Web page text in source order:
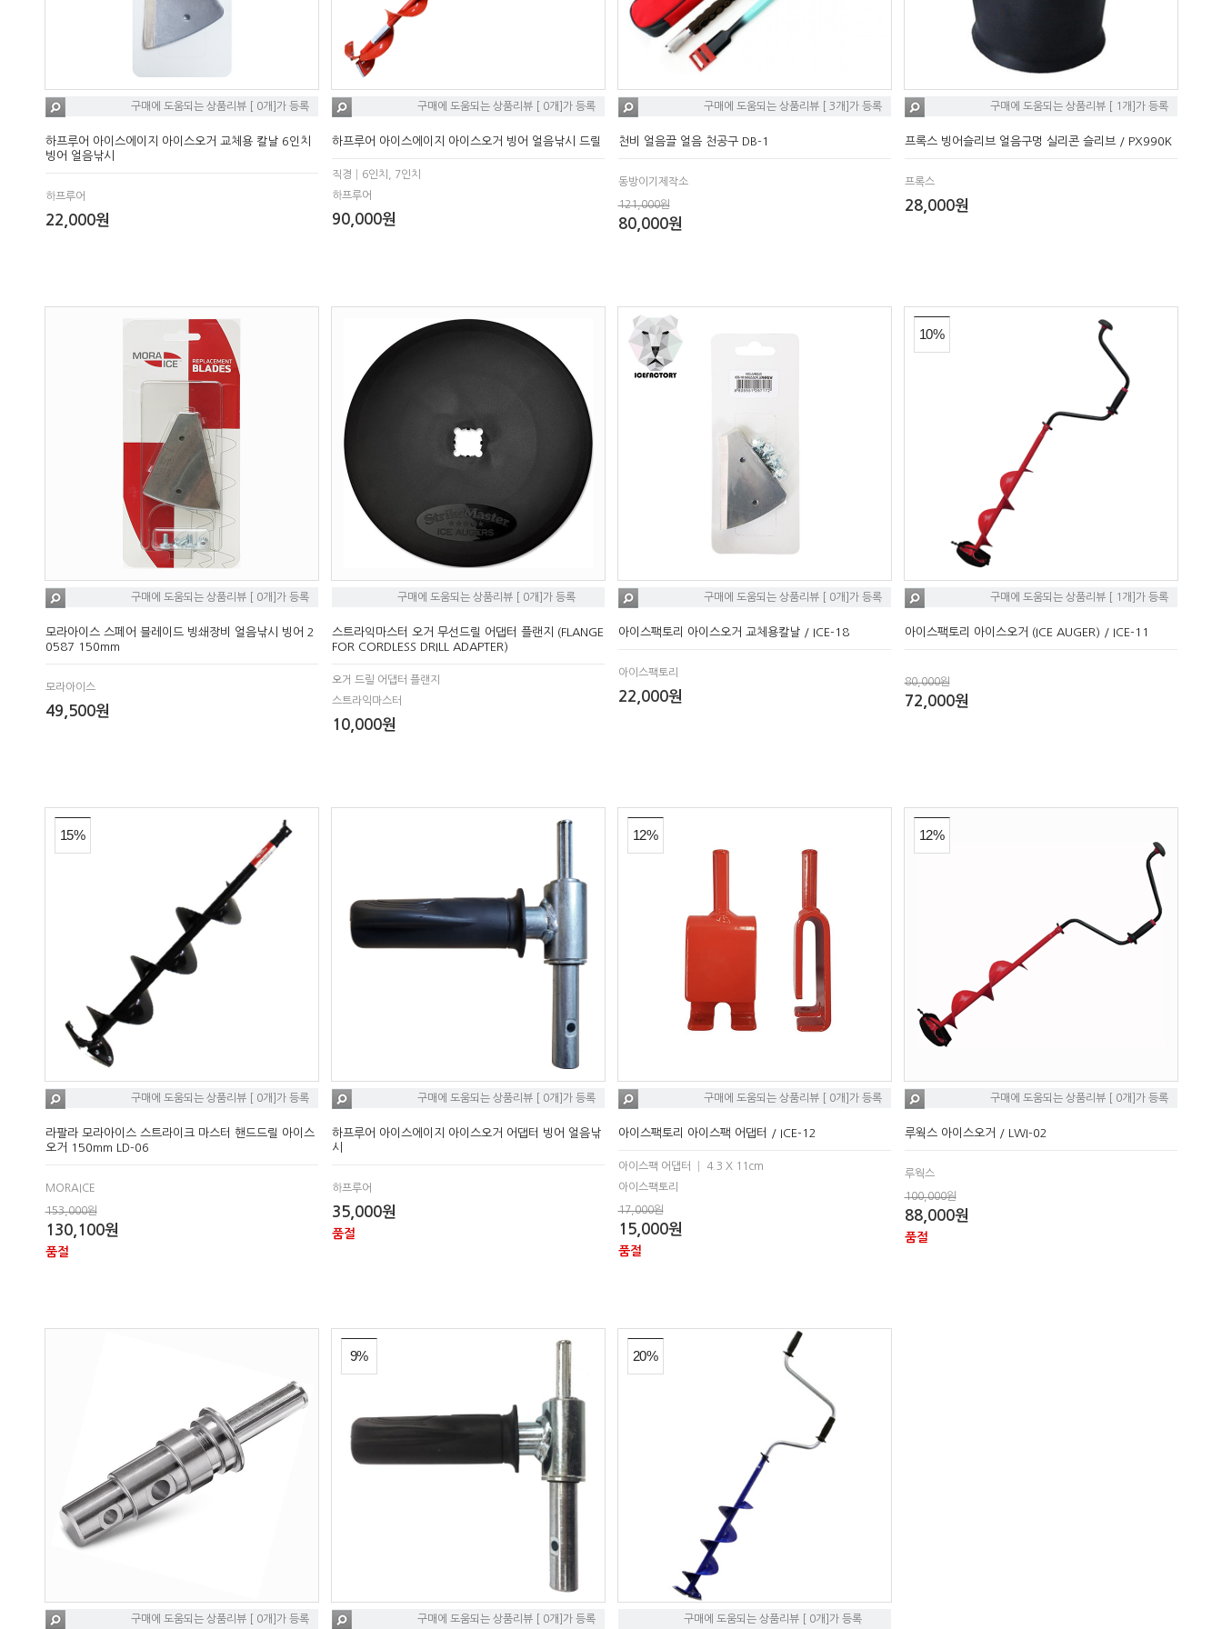
구매에 도움되는 상품리뷰 [ 0개]가 등록
하프루어 아이스에이지 아이스오거 교체용 칼날 6인치
빙어 얼음낚시
하프루어
22,000원
구매에 도움되는 상품리뷰 [ 0개]가 등록
하프루어 아이스에이지 아이스오거 빙어 얼음낚시 드릴
직경│6인치, 7인치
하프루어
90,000원
구매에 도움되는 상품리뷰 [ 3개]가 등록
천비 얼음끌 얼음 천공구 DB-1
동방이기제작소
121,000원
80,000원
구매에 도움되는 상품리뷰 [ 1개]가 등록
프록스 빙어슬리브 얼음구멍 실리콘 슬리브 / PX990K
프록스
28,000원
구매에 도움되는 상품리뷰 [ 0개]가 등록
모라아이스 스페어 블레이드 빙쇄장비 얼음낚시 빙어 2
0587 150mm
모라아이스
49,500원
구매에 도움되는 상품리뷰 [ 0개]가 등록
스트라익마스터 오거 무선드릴 어댑터 플랜지 (FLANGE
FOR CORDLESS DRILL ADAPTER)
오거 드릴 어댑터 플랜지
스트라익마스터
10,000원
구매에 도움되는 상품리뷰 [ 0개]가 등록
아이스팩토리 아이스오거 교체용칼날 / ICE-18
아이스팩토리
22,000원
10%
구매에 도움되는 상품리뷰 [ 1개]가 등록
아이스팩토리 아이스오거 (ICE AUGER) / ICE-11
80,000원
72,000원
15%
구매에 도움되는 상품리뷰 [ 0개]가 등록
라팔라 모라아이스 스트라이크 마스터 핸드드릴 아이스
오거 150mm LD-06
MORAICE
153,000원
130,100원
품절
구매에 도움되는 상품리뷰 [ 0개]가 등록
하프루어 아이스에이지 아이스오거 어댑터 빙어 얼음낚
시
하프루어
35,000원
품절
12%
구매에 도움되는 상품리뷰 [ 0개]가 등록
아이스팩토리 아이스팩 어댑터 / ICE-12
아이스팩 어댑터 │ 4.3 X 11cm
아이스팩토리
17,000원
15,000원
품절
12%
구매에 도움되는 상품리뷰 [ 0개]가 등록
루웍스 아이스오거 / LWI-02
루웍스
100,000원
88,000원
품절
구매에 도움되는 상품리뷰 [ 0개]가 등록
9%
구매에 도움되는 상품리뷰 [ 0개]가 등록
20%
구매에 도움되는 상품리뷰 [ 0개]가 등록